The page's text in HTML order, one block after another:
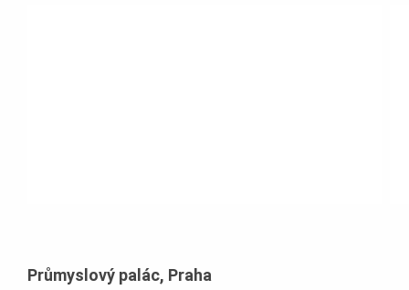
Průmyslový palác, Praha